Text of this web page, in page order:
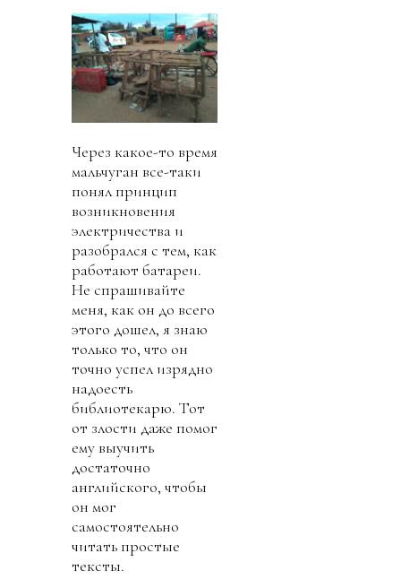
Через какое-то время
мальчуган все-таки
понял принцип
возникновения
электричества и
разобрался с тем, как
работают батареи.
Не спрашивайте
меня, как он до всего
этого дошел, я знаю
только то, что он
точно успел изрядно
надоесть
библиотекарю. Тот
от злости даже помог
ему выучить
достаточно
английского, чтобы
он мог
самостоятельно
читать простые
тексты.